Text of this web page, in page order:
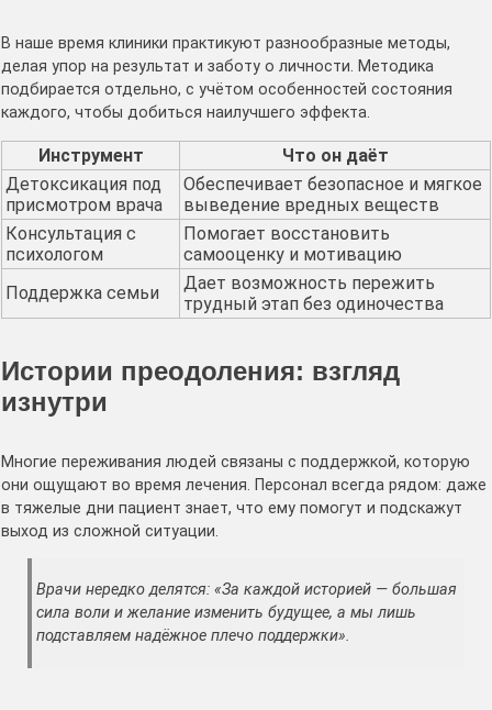
В наше время клиники практикуют разнообразные методы,
делая упор на результат и заботу о личности. Методика
подбирается отдельно, с учётом особенностей состояния
каждого, чтобы добиться наилучшего эффекта.
Инструмент
Что он даёт
Детоксикация под
присмотром врача
Обеспечивает безопасное и мягкое
выведение вредных веществ
Консультация с
психологом
Помогает восстановить
самооценку и мотивацию
Поддержка семьи
Дает возможность пережить
трудный этап без одиночества
Истории преодоления: взгляд
изнутри
Многие переживания людей связаны с поддержкой, которую
они ощущают во время лечения. Персонал всегда рядом: даже
в тяжелые дни пациент знает, что ему помогут и подскажут
выход из сложной ситуации.
Врачи нередко делятся: «За каждой историей — большая
сила воли и желание изменить будущее, а мы лишь
подставляем надёжное плечо поддержки».